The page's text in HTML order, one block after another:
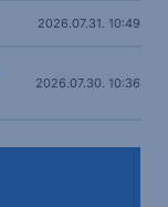
2026.07.31. 10:49
2026.07.30. 10:36